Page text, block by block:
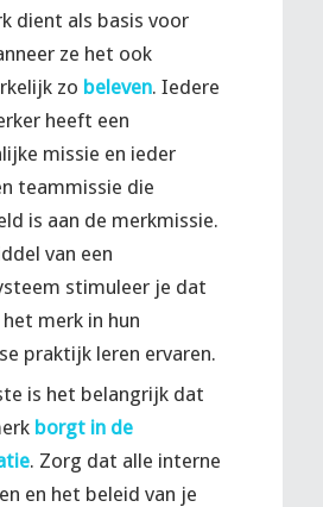
dient als basis voor
ze het ook
zo beleven. Iedere
heeft een
missie en ieder
teammissie die
is aan de merkmissie.
van een
stimuleer je dat
merk in hun
praktijk leren ervaren.
is het belangrijk dat
borgt in de
. Zorg dat alle interne
en het beleid van je